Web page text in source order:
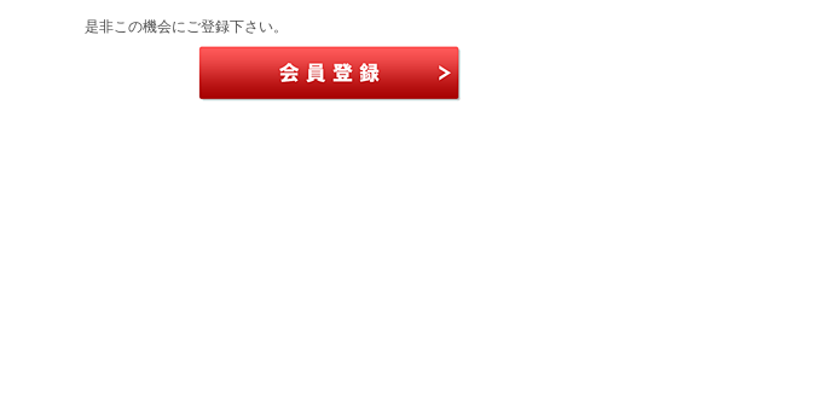
是非この機会にご登録下さい。